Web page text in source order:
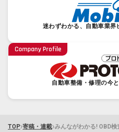
迷わずわかる、自動車業界
Company Profile
自動車整備・修理の今
TOP›寄稿・連載›